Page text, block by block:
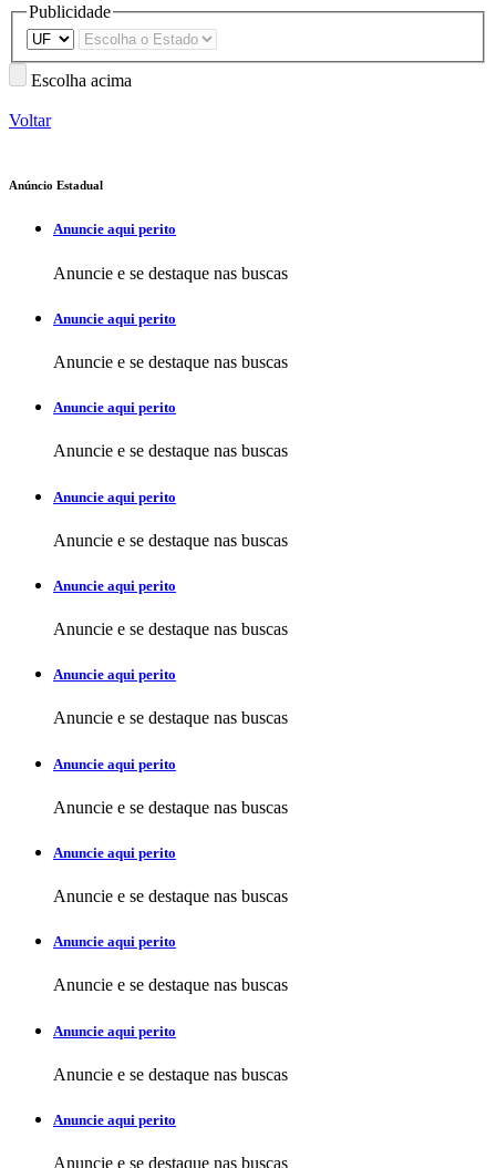
Publicidade
Escolha acima
Voltar
Anúncio Estadual
Anuncie aqui perito
Anuncie e se destaque nas buscas
Anuncie aqui perito
Anuncie e se destaque nas buscas
Anuncie aqui perito
Anuncie e se destaque nas buscas
Anuncie aqui perito
Anuncie e se destaque nas buscas
Anuncie aqui perito
Anuncie e se destaque nas buscas
Anuncie aqui perito
Anuncie e se destaque nas buscas
Anuncie aqui perito
Anuncie e se destaque nas buscas
Anuncie aqui perito
Anuncie e se destaque nas buscas
Anuncie aqui perito
Anuncie e se destaque nas buscas
Anuncie aqui perito
Anuncie e se destaque nas buscas
Anuncie aqui perito
Anuncie e se destaque nas buscas